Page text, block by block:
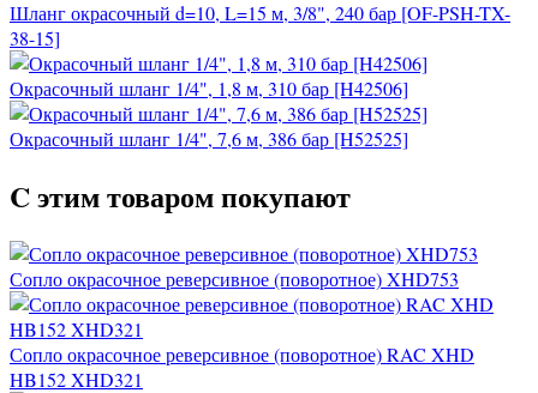
Шланг окрасочный d=10, L=15 м, 3/8", 240 бар [OF-PSH-TX-
38-15]
Окрасочный шланг 1/4", 1,8 м, 310 бар [H42506]
Окрасочный шланг 1/4", 7,6 м, 386 бар [H52525]
C этим товаром покупают
Сопло окрасочное реверсивное (поворотное) XHD753
Сопло окрасочное реверсивное (поворотное) RAC XHD
HB152 XHD321